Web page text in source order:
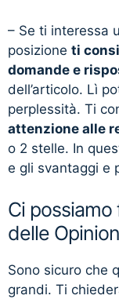
– Se ti interessa
posizione ti
domande e
dell’articolo. Lì
perplessità. Ti
attenzione alle
o 2 stelle. In
e gli svantaggi e
Ci
delle
Sono sicuro che
grandi. Ti